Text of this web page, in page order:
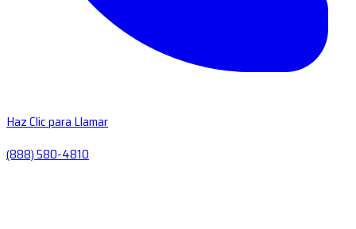
Haz Clic para Llamar
(888) 580-4810